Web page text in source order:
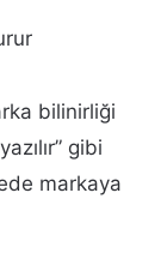
bilinirliği
gibi
markaya